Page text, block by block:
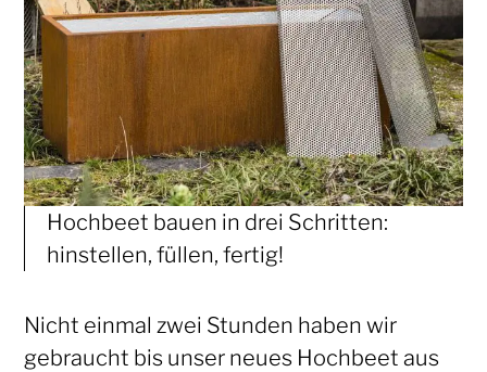
Hochbeet bauen in drei Schritten:
hinstellen, füllen, fertig!
Nicht einmal zwei Stunden haben wir
gebraucht bis unser neues Hochbeet aus